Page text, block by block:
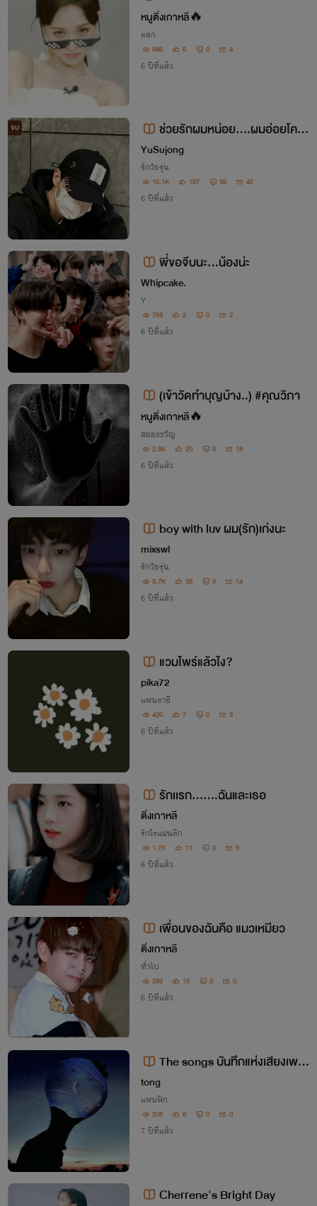
หนูติ่งเกาหลี🔥
ตลก
986 6 0 4
6 ปีที่แล้ว
จบ
ช่วยรักผมหน่อย....ผมอ่อยโคต
รเก่ง Don't leave me
YuSujong
รักวัยรุ่น
16.1K 187 39 42
6 ปีที่แล้ว
พี่ขอจีบนะ...น้องน่ะ
Whipcake.
Y
769 2 0 2
6 ปีที่แล้ว
(เข้าวัดทำบุญบ้าง..) #คุณวิภา
หนูติ่งเกาหลี🔥
สยองขวัญ
2.8K 20 0 18
6 ปีที่แล้ว
boy with luv ผม(รัก)เก่งนะ
mixswl
รักวัยรุ่น
5.7K 58 8 14
6 ปีที่แล้ว
แวมไพร์แล้วไง?
pika72
แฟนตาซี
420 7 0 3
6 ปีที่แล้ว
รักเเรก.......ฉันและเธอ
ติ่งเกาหลี
รักโรแมนติก
1.7K 11 0 5
6 ปีที่แล้ว
เพื่อนของฉันคือ แมวเหมียว
ติ่งเกาหลี
ทั่วไป
293 15 0 0
6 ปีที่แล้ว
The songs บันทึกแห่งเสียงเพล
ง
tong
แฟนฟิก
205 8 0 0
7 ปีที่แล้ว
Cherrene's Bright Day